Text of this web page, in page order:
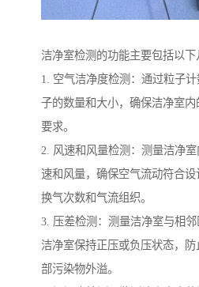
洁净室检测的功能主要包括以下
1. 空气洁净度检测：通过粒子
子的数量和大小，确保洁净室
要求。
2. 风速和风量检测：测量洁净
速和风量，确保空气流动符合
换气次数和气流组织。
3. 压差检测：测量洁净室与相
洁净室保持正压或负压状态，
部污染物外溢。